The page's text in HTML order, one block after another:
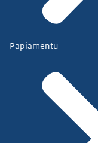
Papiamentu